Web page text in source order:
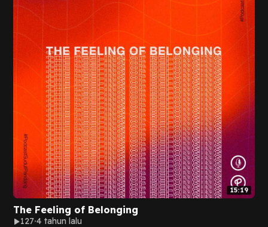
15:19
The Feeling of Belonging
127 4 tahun lalu